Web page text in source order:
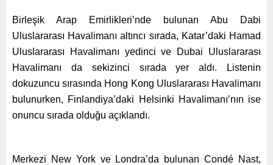
Birleşik Arap Emirlikleri’nde bulunan Abu Dabi
Uluslararası Havalimanı altıncı sırada, Katar’daki Hamad
Uluslararası Havalimanı yedinci ve Dubai Uluslararası
Havalimanı da sekizinci sırada yer aldı. Listenin
dokuzuncu sırasında Hong Kong Uluslararası Havalimanı
bulunurken, Finlandiya’daki Helsinki Havalimanı’nın ise
onuncu sırada olduğu açıklandı.
Merkezi New York ve Londra’da bulunan Condé Nast,